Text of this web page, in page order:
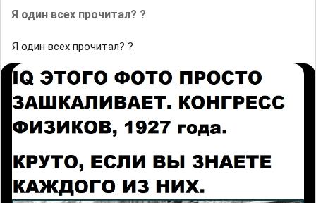
Я один всех прочитал? ?
Я один всех прочитал? ?